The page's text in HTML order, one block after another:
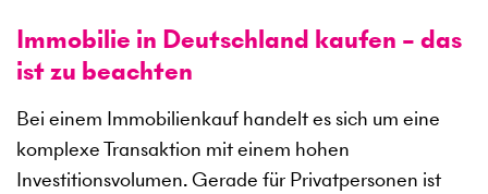
Immobilie in Deutschland kaufen – das
ist zu beachten
Bei einem Immobilienkauf handelt es sich um eine
komplexe Transaktion mit einem hohen
Investitionsvolumen. Gerade für Privatpersonen ist